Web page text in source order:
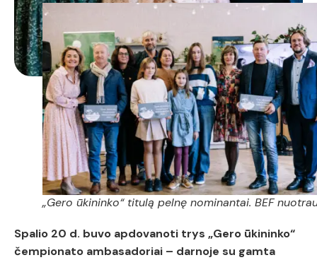
„Gero ūkininko“ titulą pelnę nominantai. BEF
Spalio 20 d. buvo apdovanoti trys „Gero ūkininko“
čempionato ambasadoriai – darnoje su gamta